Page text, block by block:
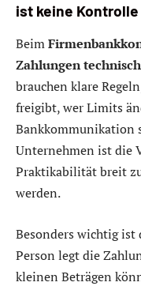
ist keine Kontrolle
Beim
Zahlungen
brauchen klare
freigibt, wer Limits
Bankkommunikation
Unternehmen ist die
Praktikabilität breit
werden.
Besonders wichtig
Person legt die
kleinen Beträgen